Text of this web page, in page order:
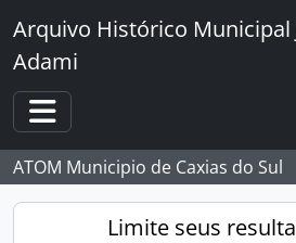
Skip to main content
Arquivo Histórico Municipal
Adami
Toggle navigation
ATOM Municipio de Caxias do Sul
Limite seus